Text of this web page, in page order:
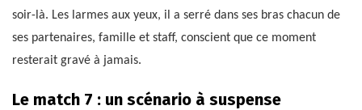
soir-là. Les larmes aux yeux, il a serré dans ses bras chacun de
ses partenaires, famille et staff, conscient que ce moment
resterait gravé à jamais.
Le match 7 : un scénario à suspense